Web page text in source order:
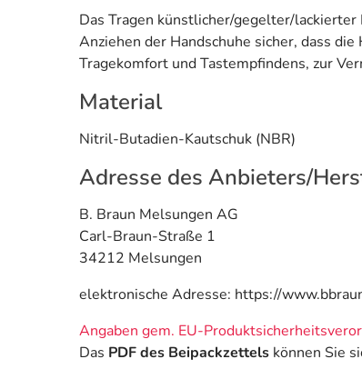
Das Tragen künstlicher/gegelter/
Anziehen der Handschuhe sicher, dass
Tragekomfort und Tastempfindens, zur
Material
Nitril-Butadien-Kautschuk (NBR)
Adresse des Anbieters/
B. Braun Melsungen AG
Carl-Braun-Straße 1
34212 Melsungen
elektronische Adresse: https://
Angaben gem. EU-
Das PDF des Beipackzettels können Sie